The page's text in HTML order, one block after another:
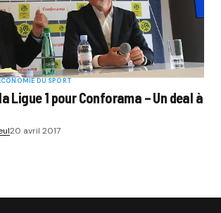
DU SPORT
Ligue 1 pour Conforama – Un deal à
20 avril 2017